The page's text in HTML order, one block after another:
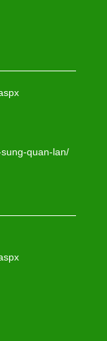
quan-lan/